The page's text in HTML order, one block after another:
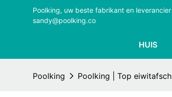
Poolking, uw beste fabrikant en
sandy@poolking.co
HUIS
Poolking Poolking | Top